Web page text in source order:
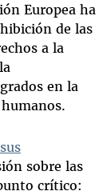
Europea ha
de las
a la
en la
sus
sobre las
crítico: